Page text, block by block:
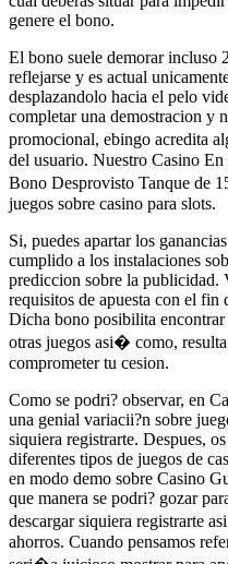
genere el bono.
El bono suele demorar incluso
reflejarse y es actual
desplazandolo hacia el pelo
completar una demostracion y
promocional, ebingo acredita
del usuario. Nuestro Casino
Bono Desprovisto Tanque de
juegos sobre casino para slots.
Si, puedes apartar los
cumplido a los instalaciones
prediccion sobre la publicidad.
requisitos de apuesta con el fin
Dicha bono posibilita
otras juegos asi� como,
comprometer tu cesion.
Como se podri? observar, en
una genial variacii?n sobre
siquiera registrarte. Despues,
diferentes tipos de juegos de
en modo demo sobre Casino
que manera se podri? gozar
descargar siquiera registrarte
ahorros. Cuando pensamos